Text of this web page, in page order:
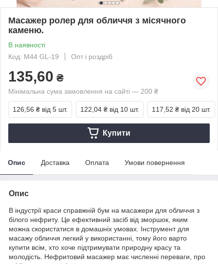
Масажер ролер для обличчя з місячного
каменю.
В наявності
Код: M44 GL-19
Опт і роздріб
135,60 ₴
Мінімальна сума замовлення на сайті — 200 ₴
126,56 ₴ від 5 шт. 122,04 ₴ від 10 шт. 117,52 ₴ від 20 шт.
Купити
Опис Доставка Оплата Умови повернення
Опис
В індустрії краси справжній бум на масажери для обличчя з
білого нефриту. Це ефективний засіб від зморшок, яким
можна скористатися в домашніх умовах. Інструмент для
масажу обличчя легкий у використанні, тому його варто
купити всім, хто хоче підтримувати природну красу та
молодість. Нефритовий масажер має численні переваги, про